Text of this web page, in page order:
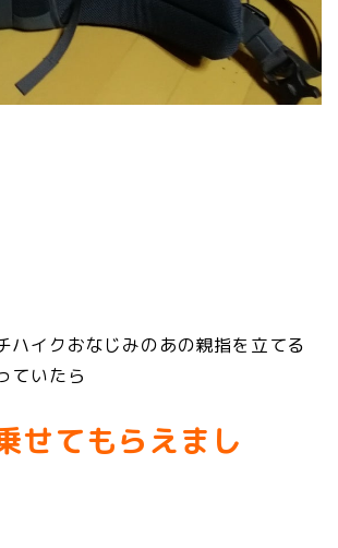
ハイクおなじみのあの親指を立てる
ていたら
せてもらえまし